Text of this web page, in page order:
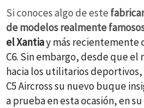
Si conoces algo de este
de modelos realmente
el Xantiay más recientemente
C6. Sin embargo, desde que el
hacia los utilitarios deportivos,
C5 Aircross su nuevo buque
a prueba en esta ocasión, en